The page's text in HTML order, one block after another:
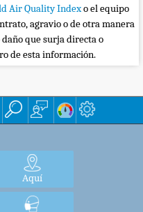
Air Quality Indexo el equipo
agravio o de otra manera
que surja directa o
de esta información.
Aquí